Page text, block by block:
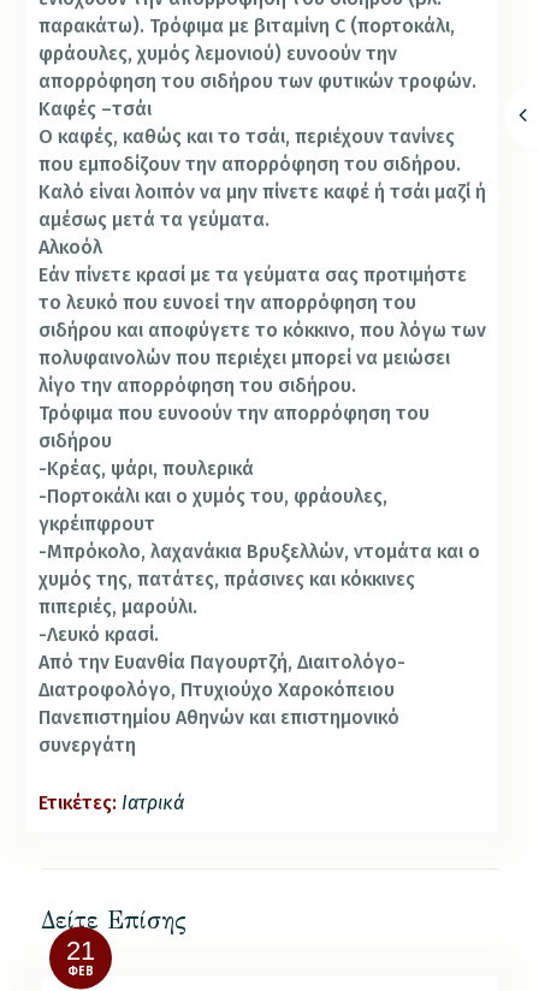
παρακάτω). Τρόφιμα με βιταμίνη C (πορτοκάλι,
φράουλες, χυμός λεμονιού) ευνοούν την
απορρόφηση του σιδήρου των φυτικών τροφών.
Καφές –τσάι
Ο καφές, καθώς και το τσάι, περιέχουν τανίνες
που εμποδίζουν την απορρόφηση του σιδήρου.
Καλό είναι λοιπόν να μην πίνετε καφέ ή τσάι μαζί ή
αμέσως μετά τα γεύματα.
Αλκοόλ
Εάν πίνετε κρασί με τα γεύματα σας προτιμήστε
το λευκό που ευνοεί την απορρόφηση του
σιδήρου και αποφύγετε το κόκκινο, που λόγω των
πολυφαινολών που περιέχει μπορεί να μειώσει
λίγο την απορρόφηση του σιδήρου.
Τρόφιμα που ευνοούν την απορρόφηση του
σιδήρου
-Κρέας, ψάρι, πουλερικά
-Πορτοκάλι και ο χυμός του, φράουλες,
γκρέιπφρουτ
-Μπρόκολο, λαχανάκια Βρυξελλών, ντομάτα και ο
χυμός της, πατάτες, πράσινες και κόκκινες
πιπεριές, μαρούλι.
-Λευκό κρασί.
Από την Ευανθία Παγουρτζή, Διαιτολόγο-
Διατροφολόγο, Πτυχιούχο Χαροκόπειου
Πανεπιστημίου Αθηνών και επιστημονικό
συνεργάτη
Ετικέτες: Ιατρικά
Δείτε Επίσης
21
ΦΕΒ